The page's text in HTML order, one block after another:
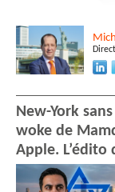
New-York
woke de
Apple. L’édito